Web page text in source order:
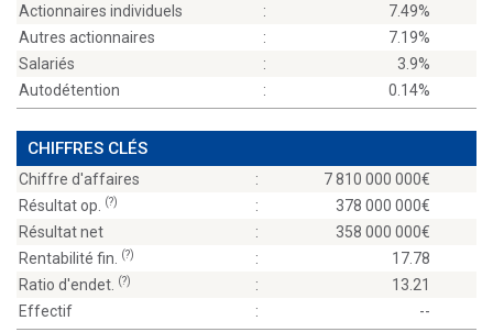
Actionnaires individuels :
7.49%
Autres actionnaires
:
7.19%
Salariés
:
3.9%
Autodétention
: 0.14%
CHIFFRES CLÉS
Chiffre d'affaires :
7 810 000 000
Résultat op.
(?) :
378 000 000
Résultat net
:
358 000 000
Rentabilité fin.
(?) :
17.78
Ratio d'endet. (?) :
13.21
Effectif
: --